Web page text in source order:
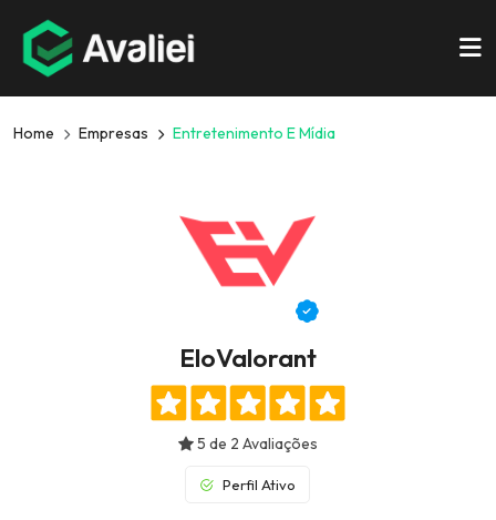
Home Empresas Entretenimento E Mídia
EloValorant
5 de 2 Avaliações
Perfil Ativo